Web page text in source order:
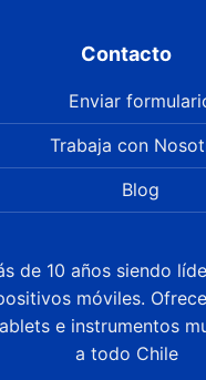
Contacto
Enviar
Trabaja con
Blog
de 10 años siendo
móviles.
e instrumentos
a todo Chile